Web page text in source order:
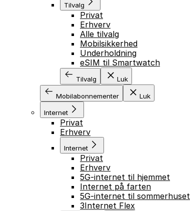
Tilvalg
Privat
Erhverv
Alle tilvalg
Mobilsikkerhed
Underholdning
eSIM til Smartwatch
Tilvalg Luk
Mobilabonnementer Luk
Internet
Privat
Erhverv
Internet
Privat
Erhverv
5G-internet til hjemmet
Internet på farten
5G-internet til sommerhuset
3Internet Flex